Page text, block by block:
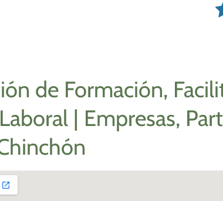
de Formación,
| Empresas,